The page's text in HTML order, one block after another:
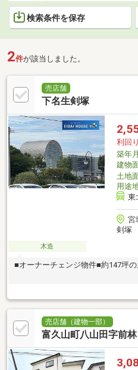
検索条件を保存
2件が該当しました。
売店舗
下名生剣塚
利回り
築年月
建物
土地
用途
東
宮
剣塚
木造
■オーナーチェンジ物件■約147坪
売店舗（建物一部）
富久山町八山田字前